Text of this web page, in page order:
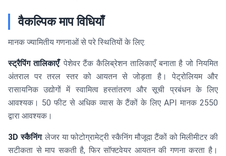
वैकल्पिक माप विधियाँ
मानक ज्यामितीय गणनाओं से परे स्थितियों के लिए:
स्ट्रैपिंग तालिकाएँ: पेशेवर टैंक कैलिब्रेशन तालिकाएँ बनाता है जो नियमित
अंतराल पर तरल स्तर को आयतन से जोड़ता है। पेट्रोलियम और
रासायनिक उद्योगों में स्वामित्व हस्तांतरण और सूची प्रबंधन के लिए
आवश्यक। 50 फीट से अधिक व्यास के टैंकों के लिए API मानक 2550
द्वारा आवश्यक।
3D स्कैनिंग: लेजर या फोटोग्रामेट्री स्कैनिंग मौजूदा टैंकों को मिलीमीटर की
सटीकता से माप सकती है, फिर सॉफ्टवेयर आयतन की गणना करता है।